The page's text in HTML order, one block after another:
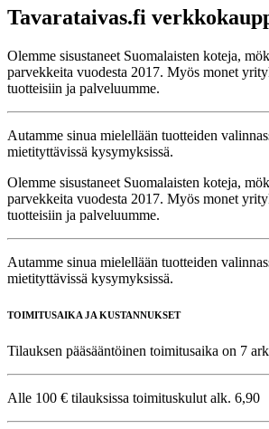
Tavarataivas.fi
Olemme sisustaneet Suomalaisten koteja,
parvekkeita vuodesta 2017. Myös monet
tuotteisiin ja palveluumme.
Autamme sinua mielellään tuotteiden
mietityttävissä kysymyksissä.
Olemme sisustaneet Suomalaisten koteja,
parvekkeita vuodesta 2017. Myös monet
tuotteisiin ja palveluumme.
Autamme sinua mielellään tuotteiden
mietityttävissä kysymyksissä.
TOIMITUSAIKA JA KUSTANNUKSET
Tilauksen pääsääntöinen toimitusaika on 7
Alle 100 € tilauksissa toimituskulut alk. 6,90